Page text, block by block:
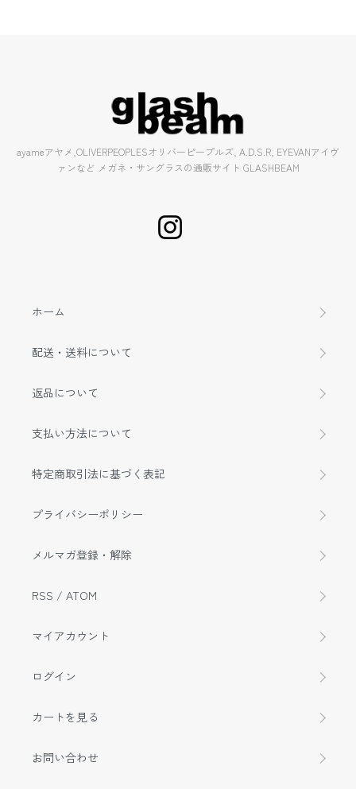
ayameアヤメ,OLIVERPEOPLESオリバーピープルズ, A.D.S.R, EYEVANアイヴ
ァンなど メガネ・サングラスの通販サイト GLASHBEAM
ホーム
配送・送料について
返品について
支払い方法について
特定商取引法に基づく表記
プライバシーポリシー
メルマガ登録・解除
RSS / ATOM
マイアカウント
ログイン
カートを見る
お問い合わせ